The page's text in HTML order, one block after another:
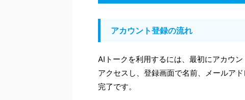
アカウント登録の流れ
AIトークを利用するには、最初にアカウ
アクセスし、登録画面で名前、メールア
完了です。